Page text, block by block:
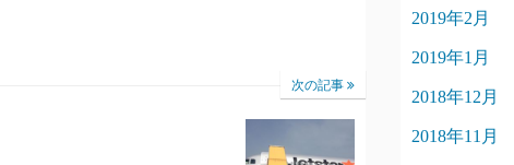
次の記事
2019年2月
2019年1月
2018年12月
2018年11月